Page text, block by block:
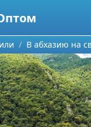
технологии
В абхазию на